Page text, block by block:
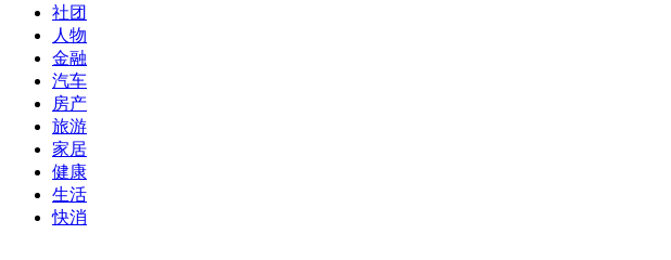
社团
人物
金融
汽车
房产
旅游
家居
健康
生活
快消